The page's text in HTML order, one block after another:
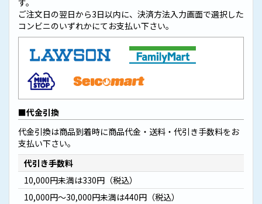
す。
ご注文日の翌日から3日以内に、決済方法入力画面で選択した
コンビニのいずれかにてお支払い下さい。
代金引換
代金引換は商品到着時に商品代金・送料・代引き手数料をお
支払い下さい。
代引き手数料
10,000円未満は330円（税込）
10,000円～30,000円未満は440円（税込）